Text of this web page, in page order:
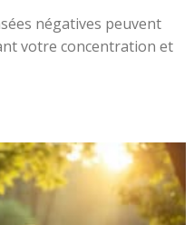
négatives peuvent
votre concentration et